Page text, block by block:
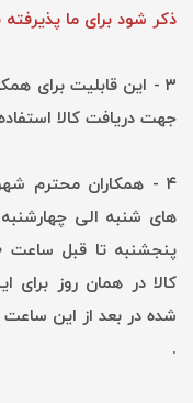
ذکر شود برای ما
۳ - این قابلیت برای
جهت دریافت کالا
۴ - همکاران محترم
کالا در همان روز
شده در بعد از این ساعت
.